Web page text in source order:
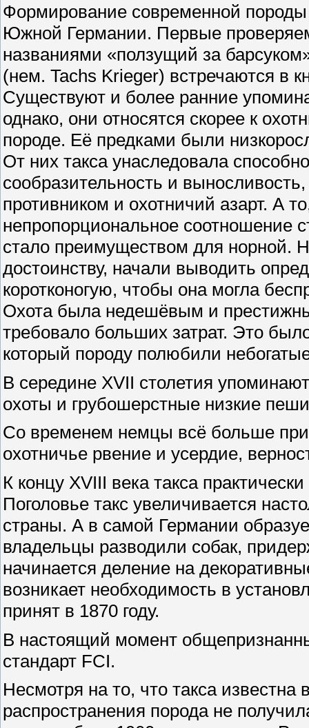
Формирование современной породы
Южной Германии. Первые
названиями «ползущий за
(нем. Tachs Krieger) встречаются в
Существуют и более ранние
однако, они относятся скорее к
породе. Её предками были
От них такса унаследовала
сообразительность и
противником и охотничий азарт. А
непропорциональное соотношение
стало преимуществом для норной.
достоинству, начали выводить
коротконогую, чтобы она могла
Охота была недешёвым и
требовало больших затрат. Это
который породу полюбили
В середине XVII столетия
охоты и грубошерстные низкие
Со временем немцы всё больше
охотничье рвение и усердие,
К концу XVIII века такса
Поголовье такс увеличивается
страны. А в самой Германии
владельцы разводили собак,
начинается деление на
возникает необходимость в
принят в 1870 году.
В настоящий момент
стандарт FCI.
Несмотря на то, что такса
распространения порода не